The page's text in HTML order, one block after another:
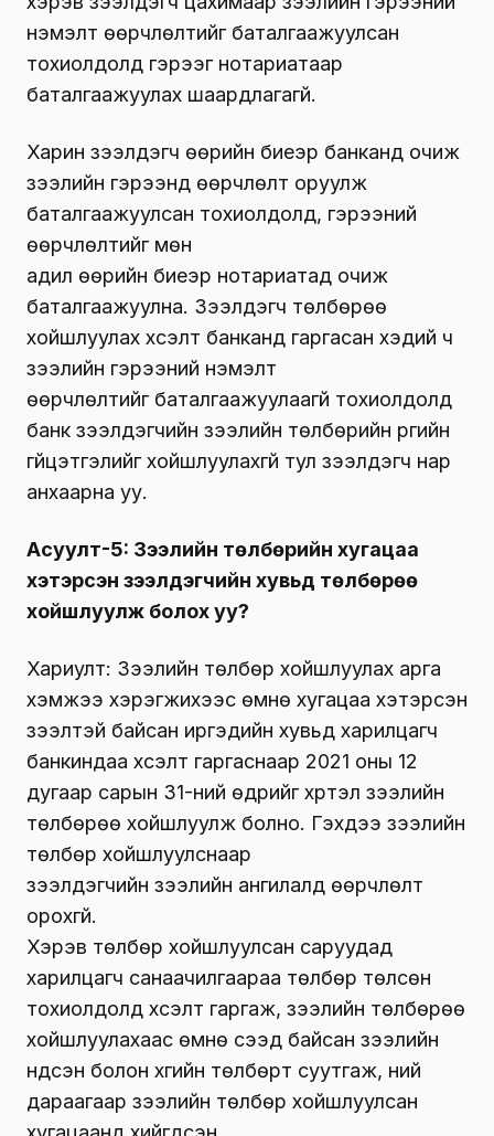
нэмэлт өөрчлөлтийг баталгаажуулсан
тохиолдолд гэрээг нотариатаар
баталгаажуулах шаардлагагүй.
Харин зээлдэгч өөрийн биеэр банканд очиж
зээлийн гэрээнд өөрчлөлт оруулж
баталгаажуулсан тохиолдолд, гэрээний
өөрчлөлтийг мөн
адил өөрийн биеэр нотариатад очиж
баталгаажуулна. Зээлдэгч төлбөрөө
хойшлуулах хүсэлт банканд гаргасан хэдий ч
зээлийн гэрээний нэмэлт
өөрчлөлтийг баталгаажуулаагүй тохиолдолд
банк зээлдэгчийн зээлийн төлбөрийн үүргийн
гүйцэтгэлийг хойшлуулахгүй тул зээлдэгч нар
анхаарна уу.
Асуулт-5: Зээлийн төлбөрийн хугацаа
хэтэрсэн зээлдэгчийн хувьд төлбөрөө
хойшлуулж болох уу?
Хариулт: Зээлийн төлбөр хойшлуулах арга
хэмжээ хэрэгжихээс өмнө хугацаа хэтэрсэн
зээлтэй байсан иргэдийн хувьд харилцагч
банкиндаа хүсэлт гаргаснаар 2021 оны 12
дугаар сарын 31-ний өдрийг хүртэл зээлийн
төлбөрөө хойшлуулж болно. Гэхдээ зээлийн
төлбөр хойшлуулснаар
зээлдэгчийн зээлийн ангилалд өөрчлөлт
орохгүй.
Хэрэв төлбөр хойшлуулсан саруудад
харилцагч санаачилгаараа төлбөр төлсөн
тохиолдолд хүсэлт гаргаж, зээлийн төлбөрөө
хойшлуулахаас өмнө үүсээд байсан зээлийн
үндсэн болон хүүгийн төлбөрт суутгаж, үүний
дараагаар зээлийн төлбөр хойшлуулсан